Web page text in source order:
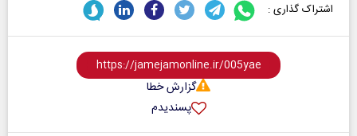
اشتراک گذاری :
گزارش خطا
پسندیدم